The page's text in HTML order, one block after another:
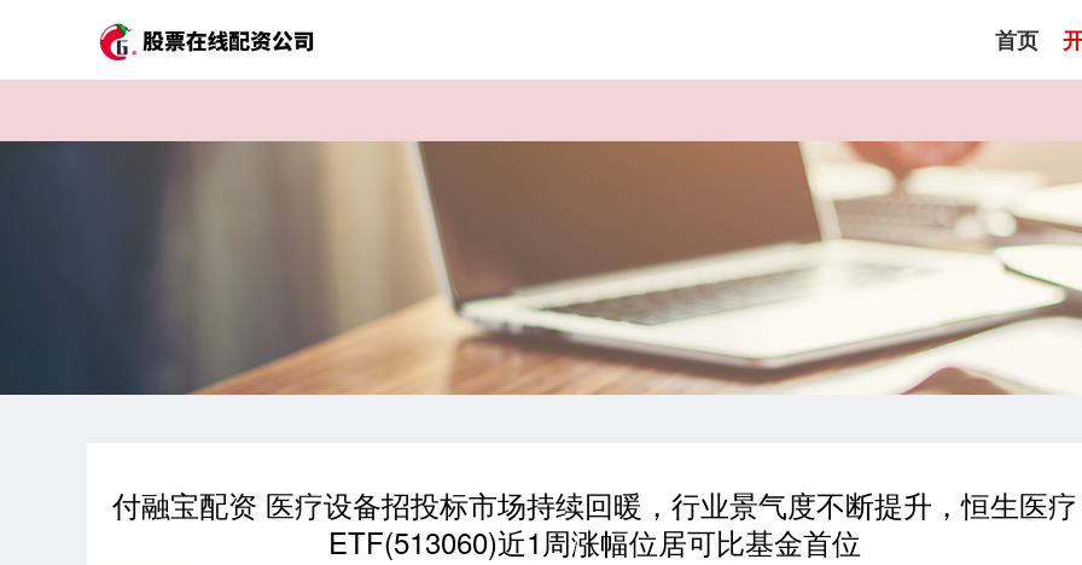
首页
付融宝配资 医疗设备招投标市场持续回暖，行业景气度不断提升，恒生医疗
ETF(513060)近1周涨幅位居可比基金首位